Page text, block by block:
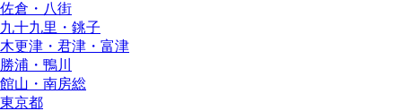
佐倉・八街
九十九里・銚子
木更津・君津・富津
勝浦・鴨川
館山・南房総
東京都